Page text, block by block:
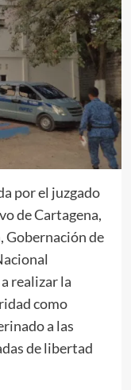
por el juzgado
de Cartagena,
Gobernación de
realizar la
como
a las
de libertad